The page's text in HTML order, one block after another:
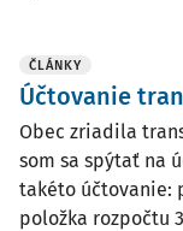
ČLÁNKY
Účtovanie
Obec zriadila
som sa spýtať na
takéto účtovanie:
položka rozpočtu